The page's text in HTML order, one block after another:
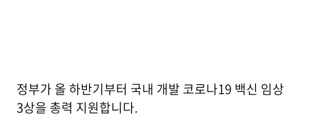
정부가 올 하반기부터 국내 개발 코로나19 백신 임상
3상을 총력 지원합니다.